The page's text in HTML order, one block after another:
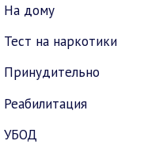
На дому
Тест на наркотики
Принудительно
Реабилитация
УБОД